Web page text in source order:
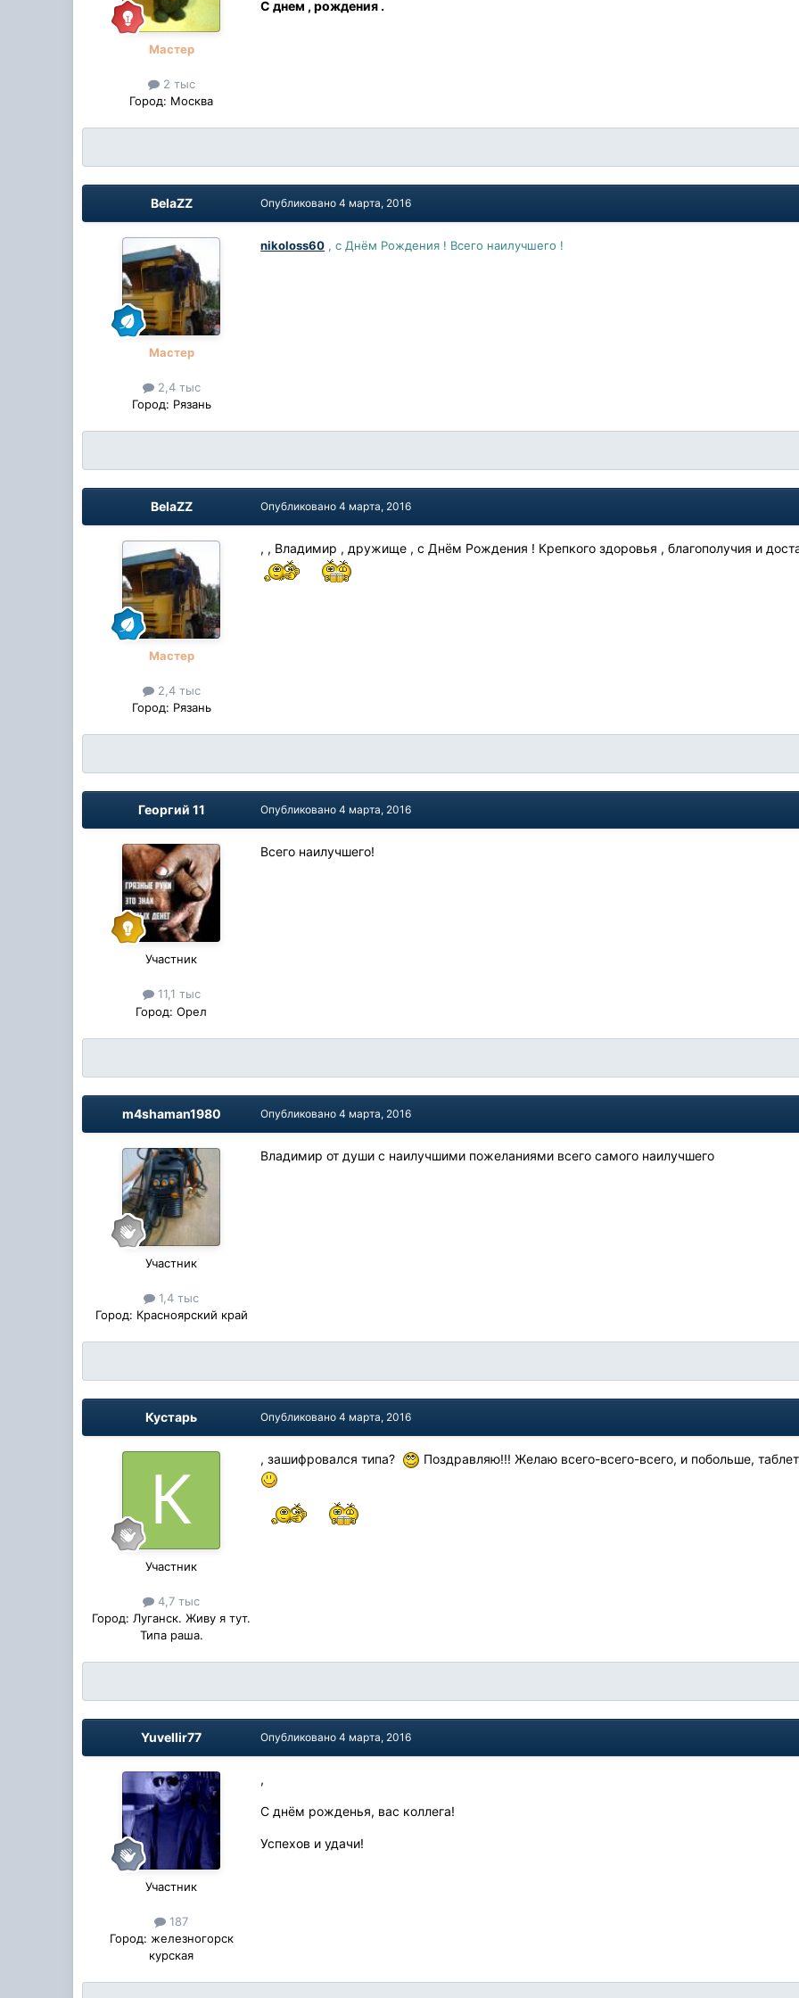
Мастер
2 тыс
Город: Москва
С днем , рождения .
BelaZZ
Мастер
2,4 тыс
Город: Рязань
Опубликовано4 марта, 2016
nikoloss60 , с Днём Рождения ! Всего наилучшего !
BelaZZ
Мастер
2,4 тыс
Город: Рязань
Опубликовано4 марта, 2016
, , Владимир , дружище , с Днём Рождения ! Крепкого здоровья , благополучия и
Георгий 11
Участник
11,1 тыс
Город: Орел
Опубликовано4 марта, 2016
Всего наилучшего!
m4shaman1980
Участник
1,4 тыс
Город: Красноярский край
Опубликовано4 марта, 2016
Владимир от души с наилучшими пожеланиями всего самого наилучшего
Кустарь
Участник
4,7 тыс
Город: Луганск. Живу я тут.
Типа раша.
Опубликовано4 марта, 2016
, зашифровался типа? Поздравляю!!! Желаю всего-всего-всего, и побольше,
Yuvellir77
Участник
187
Город: железногорск
курская
Опубликовано4 марта, 2016
,
С днём рожденья, вас коллега!
Успехов и удачи!